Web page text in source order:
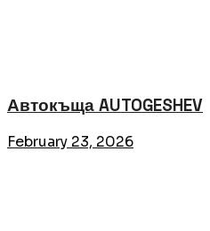
Автокъща AUTOGESHEV
February 23, 2026